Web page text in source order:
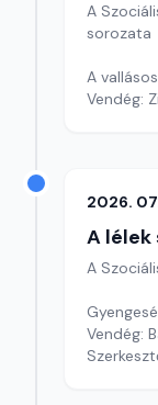
A
sorozata
A
Vendég:
2026.
A lélek
A
Vendég: